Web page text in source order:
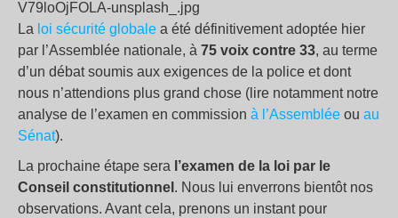
La loi sécurité globale a été définitivement adoptée hier
par l’Assemblée nationale, à 75 voix contre 33, au terme
d’un débat soumis aux exigences de la police et dont
nous n’attendions plus grand chose (lire notamment notre
analyse de l’examen en commission à l’Assemblée ou au
Sénat).
La prochaine étape sera l’examen de la loi par le
Conseil constitutionnel . Nous lui enverrons bientôt nos
observations. Avant cela, prenons un instant pour